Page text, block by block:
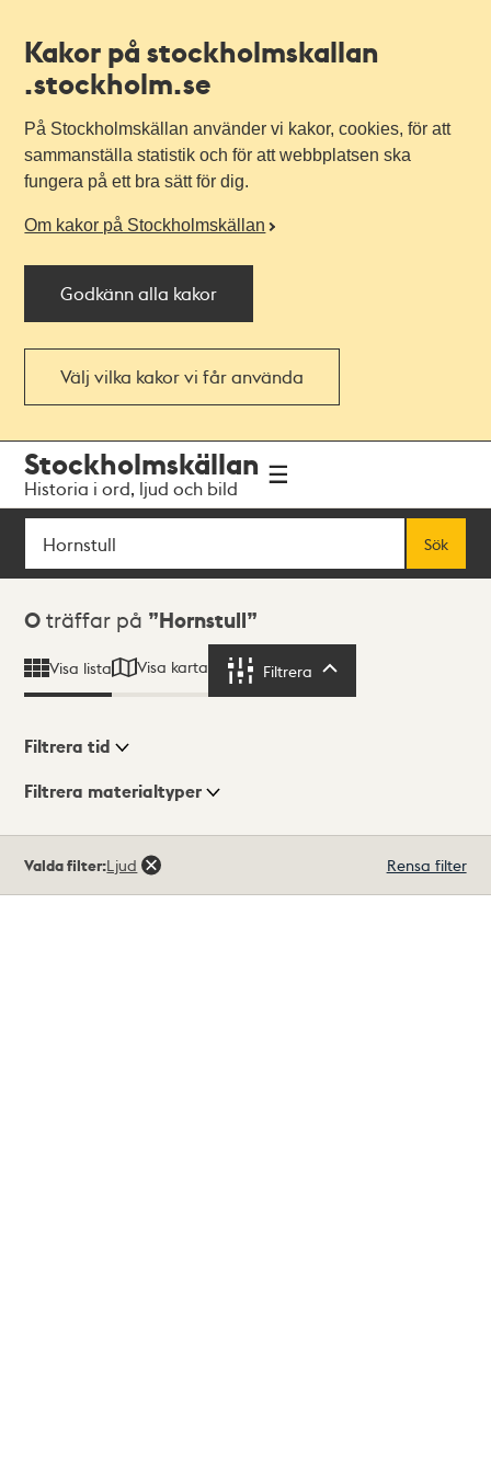
Kakor på stockholmskallan
.stockholm.se
På Stockholmskällan använder vi kakor, cookies, för att
sammanställa statistik och för att webbplatsen ska
fungera på ett bra sätt för dig.
Om kakor på Stockholmskällan
Godkänn alla kakor
Välj vilka kakor vi får använda
navigationen
huvudinnehållet
Stockholmskällan
Historia i ord, ljud och bild
Sök
Sök
Sökresultat
0 träffar på Hornstull
Visa lista Visa karta Filtrera
Visningsläge
Filtrera tid
Filtrera materialtyper
träffar
Valda filter:Ljud Rensa filter